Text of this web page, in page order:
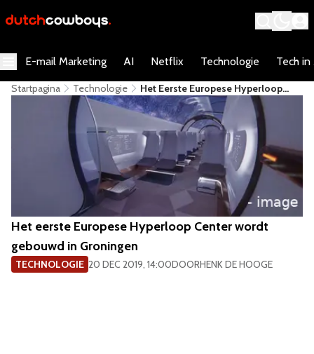
E-mail Marketing AI Netflix Technologie Tech in
Startpagina Technologie
Het Eerste Europese Hyperloop
Center Wordt Gebouwd In
Groningen
Het eerste Europese Hyperloop Center wordt
gebouwd in Groningen
TECHNOLOGIE 20 DEC 2019, 14:00DOORHENK DE HOOGE